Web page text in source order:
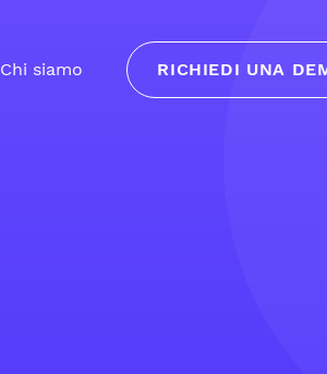
Chi siamo RICHIEDI UNA